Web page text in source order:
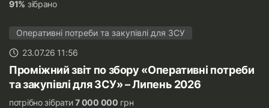
91% зібрано
Оперативні потреби та закупівлі для ЗСУ
23.07.26 11:56
Проміжний звіт по збору «Оперативні потреби
та закупівлі для ЗСУ» – Липень 2026
потрібно зібрати7 000 000 грн